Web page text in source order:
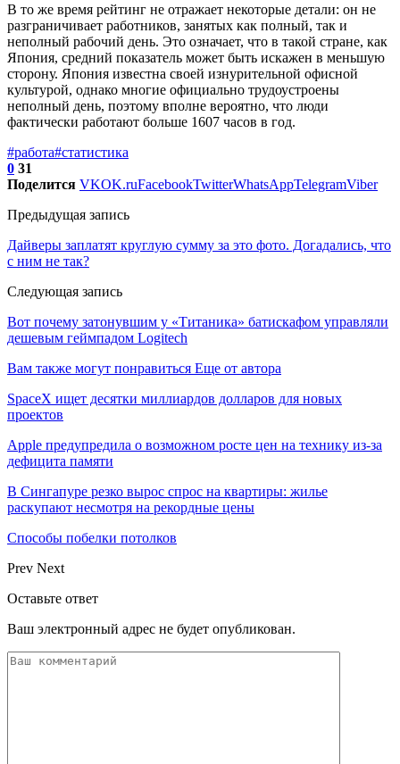
В то же время рейтинг не отражает некоторые детали: он не
разграничивает работников, занятых как полный, так и
неполный рабочий день. Это означает, что в такой стране, как
Япония, средний показатель может быть искажен в меньшую
сторону. Япония известна своей изнурительной офисной
культурой, однако многие официально трудоустроены
неполный день, поэтому вполне вероятно, что люди
фактически работают больше 1607 часов в год.
#работа#статистика
0 31
Поделится VKOK.ruFacebookTwitterWhatsAppTelegramViber
Предыдущая запись
Дайверы заплатят круглую сумму за это фото. Догадались, что
с ним не так?
Следующая запись
Вот почему затонувшим у «Титаника» батискафом управляли
дешевым геймпадом Logitech
Вам также могут понравиться Еще от автора
SpaceX ищет десятки миллиардов долларов для новых
проектов
Apple предупредила о возможном росте цен на технику из-за
дефицита памяти
В Сингапуре резко вырос спрос на квартиры: жилье
раскупают несмотря на рекордные цены
Способы побелки потолков
Prev Next
Оставьте ответ
Ваш электронный адрес не будет опубликован.